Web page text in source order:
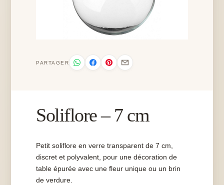
PARTAGER
Soliflore – 7 cm
Petit soliflore en verre transparent de 7 cm,
discret et polyvalent, pour une décoration de
table épurée avec une fleur unique ou un brin
de verdure.